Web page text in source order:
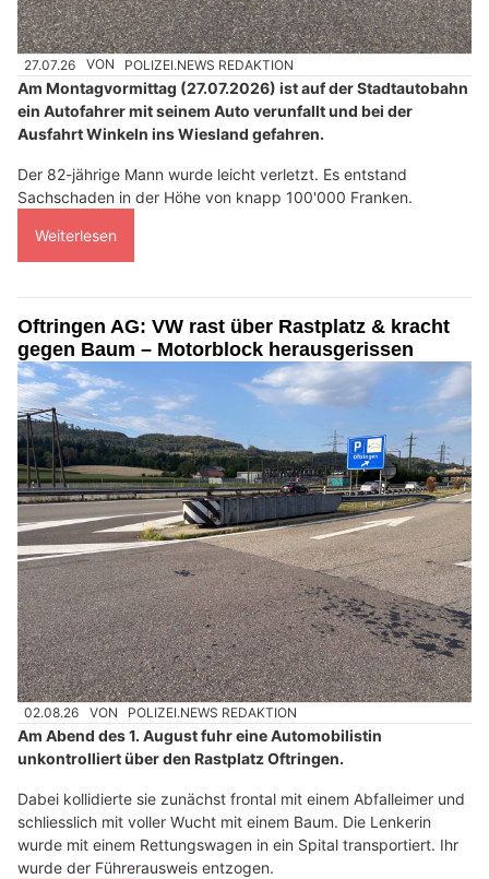
27.07.26 VON POLIZEI.NEWS REDAKTION
Am Montagvormittag (27.07.2026) ist auf der Stadtautobahn
ein Autofahrer mit seinem Auto verunfallt und bei der
Ausfahrt Winkeln ins Wiesland gefahren.
Der 82-jährige Mann wurde leicht verletzt. Es entstand
Sachschaden in der Höhe von knapp 100'000 Franken.
Weiterlesen
Oftringen AG: VW rast über Rastplatz & kracht
gegen Baum – Motorblock herausgerissen
02.08.26 VON POLIZEI.NEWS REDAKTION
Am Abend des 1. August fuhr eine Automobilistin
unkontrolliert über den Rastplatz Oftringen.
Dabei kollidierte sie zunächst frontal mit einem Abfalleimer und
schliesslich mit voller Wucht mit einem Baum. Die Lenkerin
wurde mit einem Rettungswagen in ein Spital transportiert. Ihr
wurde der Führerausweis entzogen.